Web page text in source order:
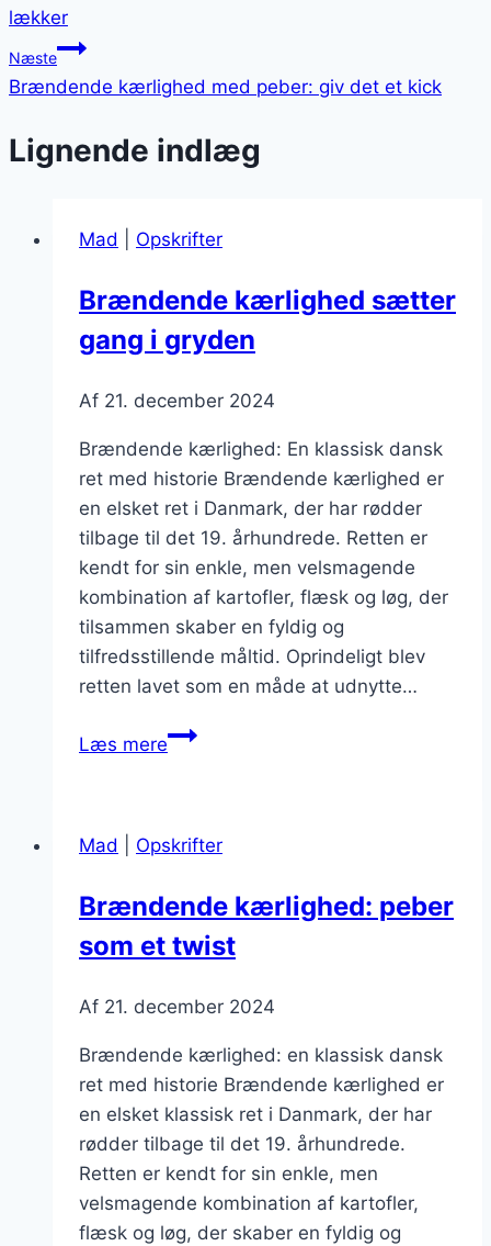
lækker
Næste
Brændende kærlighed med peber: giv det et kick
Lignende indlæg
Mad Opskrifter
Brændende kærlighed sætter
gang i gryden
Af 21. december 2024
Brændende kærlighed: En klassisk dansk
ret med historie Brændende kærlighed er
en elsket ret i Danmark, der har rødder
tilbage til det 19. århundrede. Retten er
kendt for sin enkle, men velsmagende
kombination af kartofler, flæsk og løg, der
tilsammen skaber en fyldig og
tilfredsstillende måltid. Oprindeligt blev
retten lavet som en måde at udnytte…
Læs mereBrændende
i
Mad Opskrifter
Brændende kærlighed: peber
som et twist
Af 21. december 2024
Brændende kærlighed: en klassisk dansk
ret med historie Brændende kærlighed er
en elsket klassisk ret i Danmark, der har
rødder tilbage til det 19. århundrede.
Retten er kendt for sin enkle, men
velsmagende kombination af kartofler,
flæsk og løg, der skaber en fyldig og